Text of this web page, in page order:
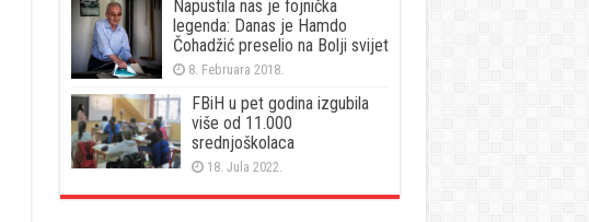
Napustila nas je fojnička
legenda: Danas je Hamdo
Čohadžić preselio na Bolji svijet
8. Februara 2018.
FBiH u pet godina izgubila
više od 11.000
srednjoškolaca
18. Jula 2022.